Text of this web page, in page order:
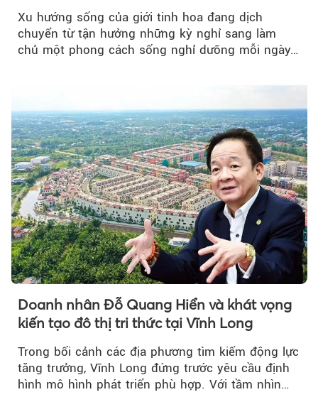
Xu hướng sống của giới tinh hoa đang dịch
chuyển từ tận hưởng những kỳ nghỉ sang làm
chủ một phong cách sống nghỉ dưỡng mỗi ngày…
Doanh nhân Đỗ Quang Hiển và khát vọng
kiến tạo đô thị tri thức tại Vĩnh Long
Trong bối cảnh các địa phương tìm kiếm động lực
tăng trưởng, Vĩnh Long đứng trước yêu cầu định
hình mô hình phát triển phù hợp. Với tầm nhìn